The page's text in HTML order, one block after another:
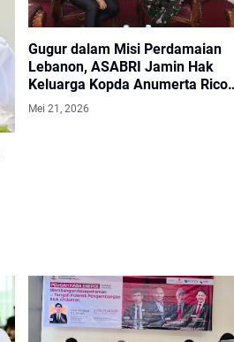
Gugur dalam Misi Perdamaian
Lebanon, ASABRI Jamin Hak
Keluarga Kopda Anumerta Rico
Pramudia
Mei 21, 2026